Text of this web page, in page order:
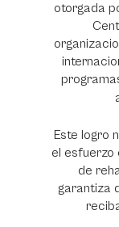
otorgada
Este logro
el esfuerzo
de
garantiza